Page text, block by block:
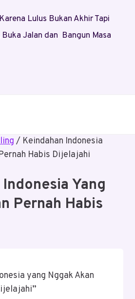
Lulus Bukan Akhir Tapi
Jalan dan Bangun Masa
/ Keindahan Indonesia
Habis Dijelajahi
Yang
Pernah Habis
yang Nggak Akan